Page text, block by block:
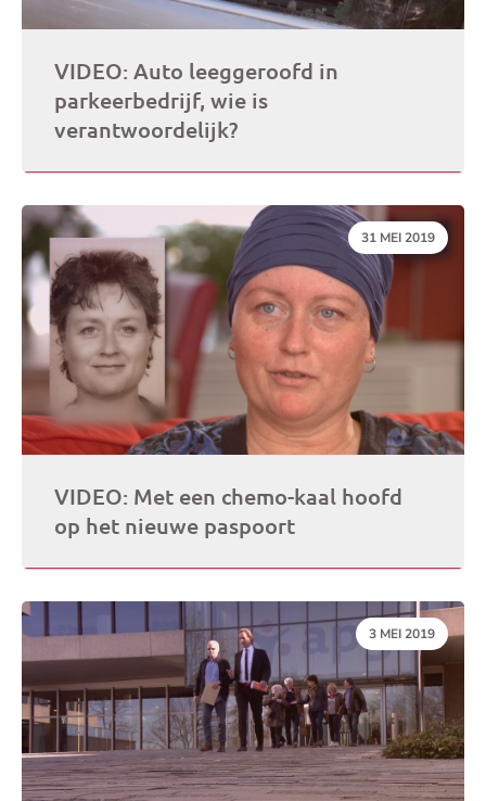
VIDEO: Auto leeggeroofd in
parkeerbedrijf, wie is
verantwoordelijk?
DATUM:
31 MEI 2019
VIDEO: Met een chemo-kaal hoofd
op het nieuwe paspoort
DATUM:
3 MEI 2019